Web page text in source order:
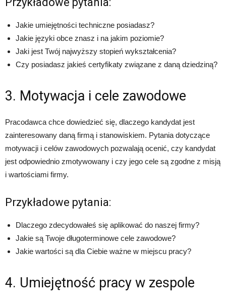
Jakie umiejętności techniczne posiadasz?
Jakie języki obce znasz i na jakim poziomie?
Jaki jest Twój najwyższy stopień wykształcenia?
Czy posiadasz jakieś certyfikaty związane z daną dziedziną?
3. Motywacja i cele zawodowe
Pracodawca chce dowiedzieć się, dlaczego kandydat jest
zainteresowany daną firmą i stanowiskiem. Pytania dotyczące
motywacji i celów zawodowych pozwalają ocenić, czy kandydat
jest odpowiednio zmotywowany i czy jego cele są zgodne z misją
i wartościami firmy.
Przykładowe pytania:
Dlaczego zdecydowałeś się aplikować do naszej firmy?
Jakie są Twoje długoterminowe cele zawodowe?
Jakie wartości są dla Ciebie ważne w miejscu pracy?
4. Umiejętność pracy w zespole